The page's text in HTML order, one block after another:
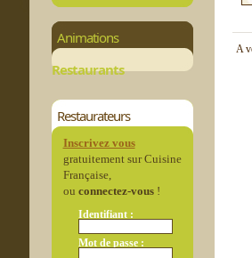
Animations
Restaurants
Restaurateurs
Inscrivez vous
gratuitement sur Cuisine
Française,
ou connectez-vous!
Identifiant :
Mot de passe :
A